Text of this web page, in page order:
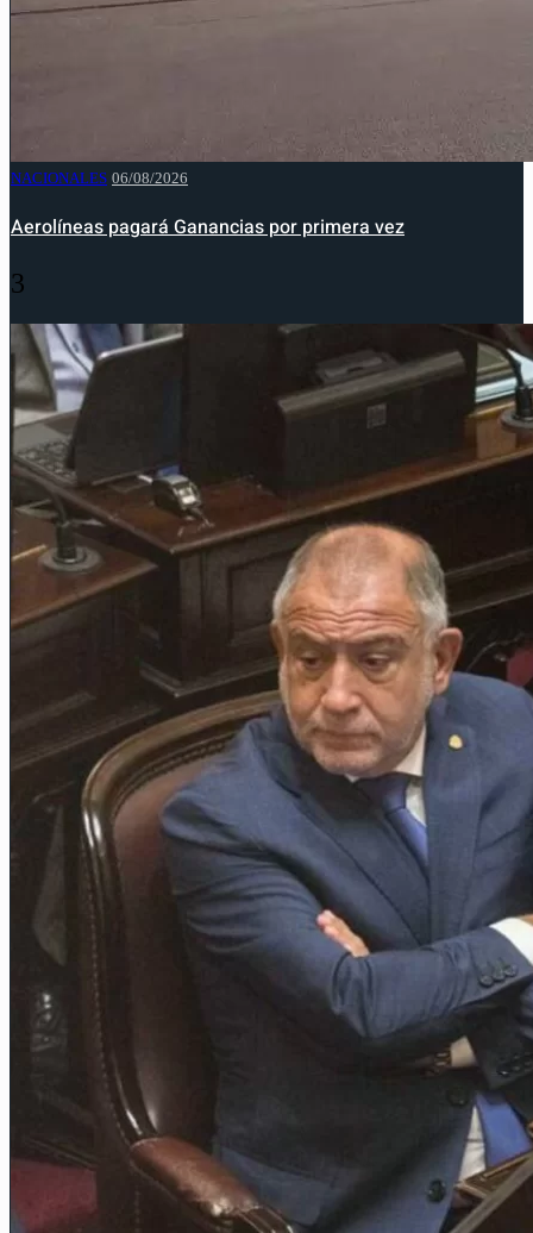
NACIONALES 06/08/2026
Aerolíneas pagará Ganancias por primera vez
3